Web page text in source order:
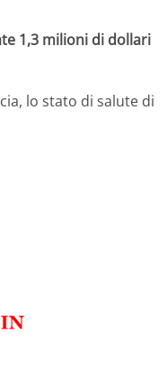
1,3 milioni di dollari
lo stato di salute di